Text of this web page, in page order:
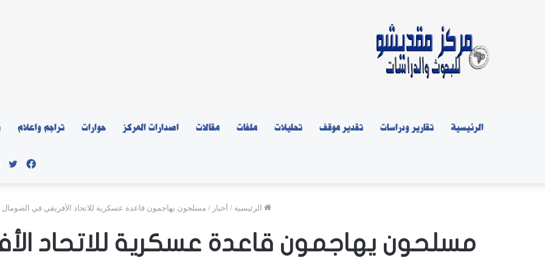
الرئيسية تقارير ودراسات تقدير موقف تحليلات ملفات مقالات اصدارات المركز حوارات تراجم واعلام
الرئيسية / أخبار / مسلحون يهاجمون قاعدة عسكرية للاتحاد الأفريقي في الصومال
مسلحون يهاجمون قاعدة عسكرية للاتحاد